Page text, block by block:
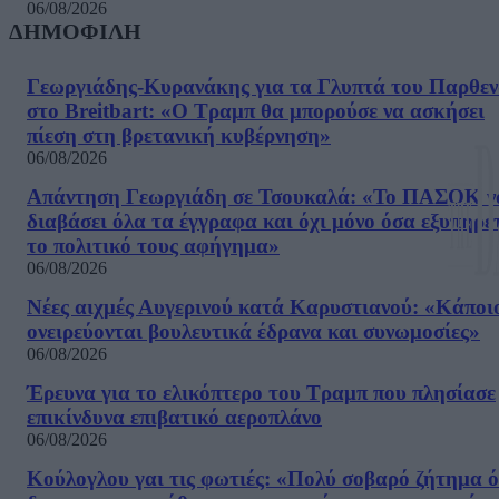
06/08/2026
ΔΗΜΟΦΙΛΗ
Γεωργιάδης-Κυρανάκης για τα Γλυπτά του
στο Breitbart: «Ο Τραμπ θα μπορούσε να ασκήσει
πίεση στη βρετανική κυβέρνηση»
06/08/2026
Απάντηση Γεωργιάδη σε Τσουκαλά: «Το ΠΑΣΟΚ
διαβάσει όλα τα έγγραφα και όχι μόνο όσα
το πολιτικό τους αφήγημα»
06/08/2026
Νέες αιχμές Αυγερινού κατά Καρυστιανού:
ονειρεύονται βουλευτικά έδρανα και συνωμοσίες»
06/08/2026
Έρευνα για το ελικόπτερο του Τραμπ που πλησίασε
επικίνδυνα επιβατικό αεροπλάνο
06/08/2026
Κούλογλου γαι τις φωτιές: «Πολύ σοβαρό ζήτημα